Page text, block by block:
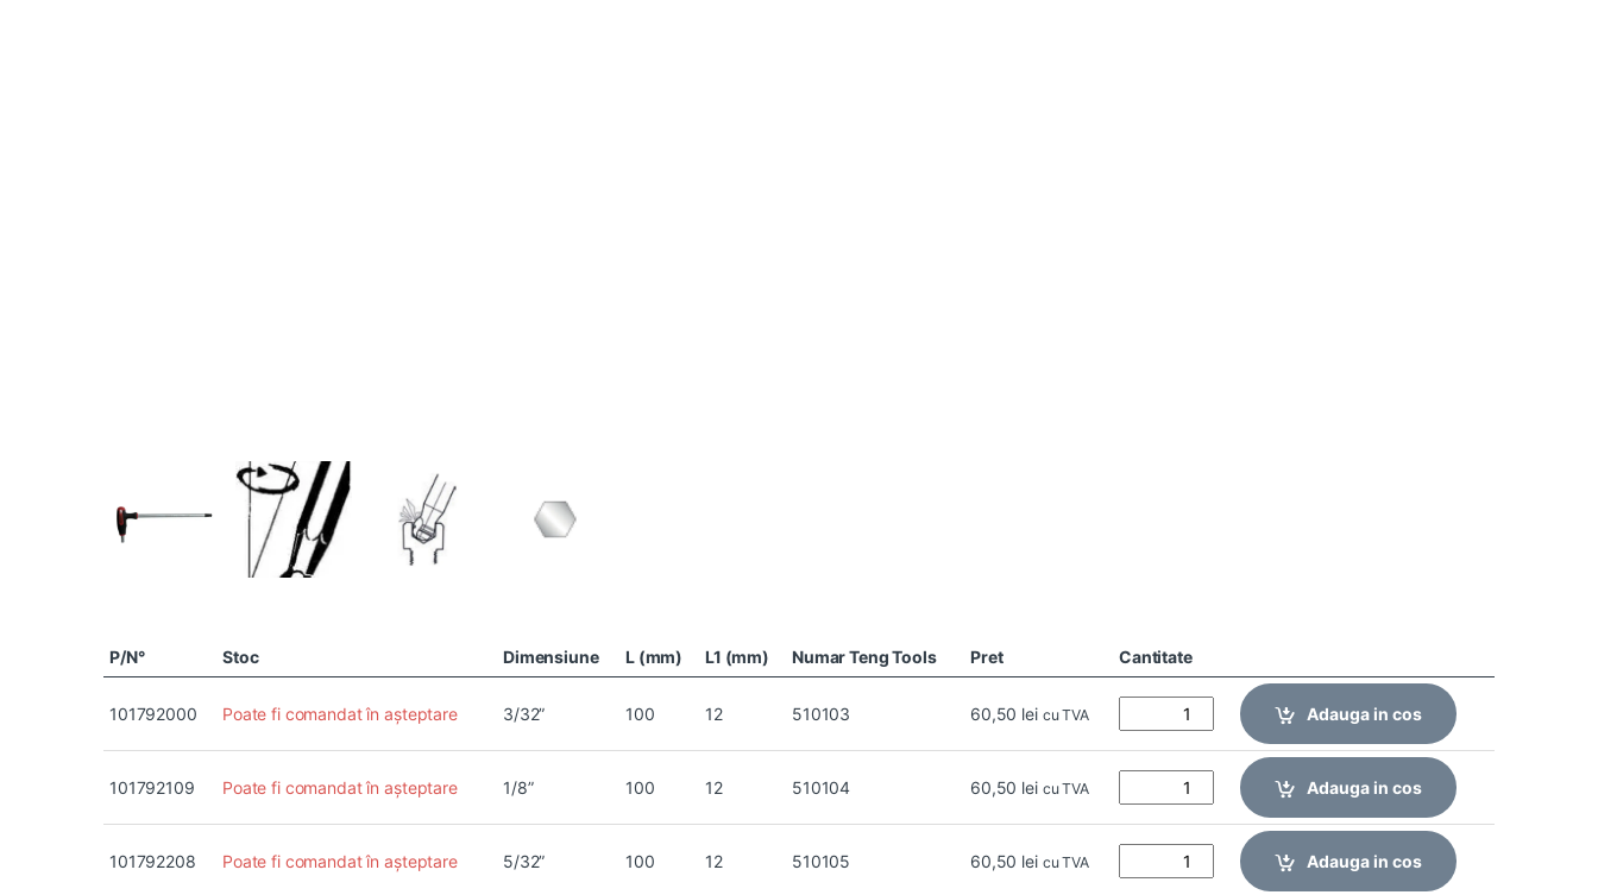
P/N° Stoc Dimensiune L (mm) L1 (mm) Numar Teng Tools Pret Cantitate
101792000 Poate fi comandat în așteptare 3/32” 100 12 510103 60,50 lei cu TVA Adauga in cos
101792109 Poate fi comandat în așteptare 1/8” 100 12 510104 60,50 lei cu TVA Adauga in cos
101792208 Poate fi comandat în așteptare 5/32” 100 12 510105 60,50 lei cu TVA Adauga in cos